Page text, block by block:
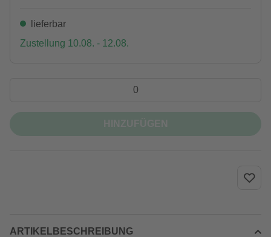
lieferbar
Zustellung 10.08. - 12.08.
ARTIKELBESCHREIBUNG